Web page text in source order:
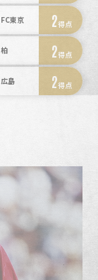
FC東京 2得点
柏 2得点
広島 2得点